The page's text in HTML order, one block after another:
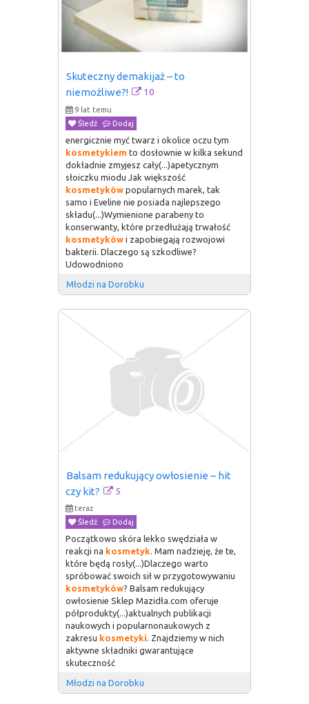
Skuteczny demakijaż – to
niemożliwe?!
10
9 lat temu
Śledź
Dodaj
energicznie myć twarz i okolice oczu tym
kosmetykiem to dosłownie w kilka sekund
dokładnie zmyjesz cały(...)apetycznym
słoiczku miodu Jak większość
kosmetyków popularnych marek, tak
samo i Eveline nie posiada najlepszego
składu(...)Wymienione parabeny to
konserwanty, które przedłużają trwałość
kosmetyków i zapobiegają rozwojowi
bakterii. Dlaczego są szkodliwe?
Udowodniono
Młodzi na Dorobku
Balsam redukujący owłosienie – hit
czy kit?
5
teraz
Śledź
Dodaj
Początkowo skóra lekko swędziała w
reakcji na kosmetyk. Mam nadzieję, że te,
które będą rosły(...)Dlaczego warto
spróbować swoich sił w przygotowywaniu
kosmetyków? Balsam redukujący
owłosienie Sklep Mazidła.com oferuje
półprodukty(...)aktualnych publikacji
naukowych i popularnonaukowych z
zakresu kosmetyki. Znajdziemy w nich
aktywne składniki gwarantujące
skuteczność
Młodzi na Dorobku